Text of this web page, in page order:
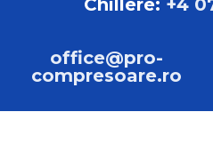
Chillere: +4
office@pro-
compresoare.ro